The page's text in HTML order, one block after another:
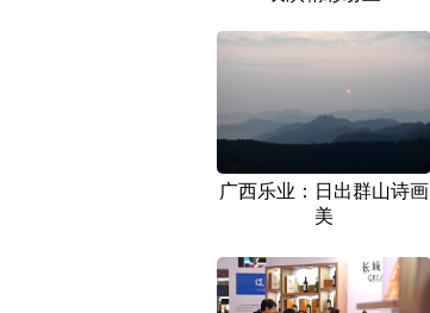
广西乐业：日出群山诗画
美